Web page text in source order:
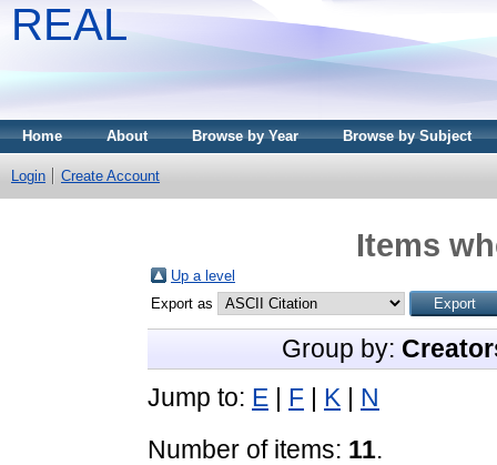
REAL
Home About Browse by Year Browse by Subject
Login Create Account
Items
Up a level
Export as
Group by:
Jump to: E | F | K | N
Number of items: 11.